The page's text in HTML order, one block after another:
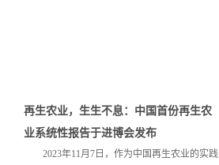
再生农业，生生不息：中国首份再生农
业系统性报告于进博会发布
2023年11月7日，作为中国再生农业的实践